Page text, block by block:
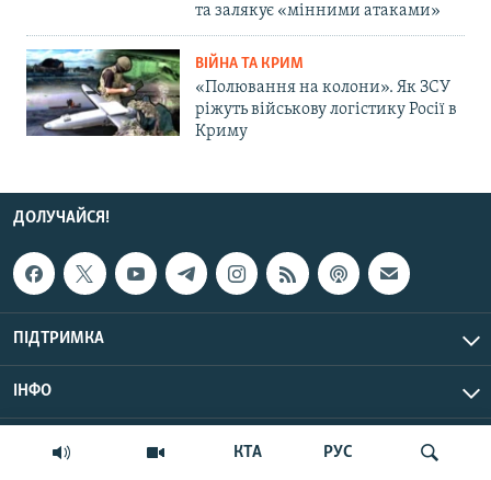
КТА РУС
та залякує «мінними атаками»
ВІЙНА ТА КРИМ
«Полювання на колони». Як ЗСУ
ріжуть військову логістику Росії в
Криму
ДОЛУЧАЙСЯ!
ПІДТРИМКА
ІНФО
© Крим.Реалії, 2026 | Усі права застережено.